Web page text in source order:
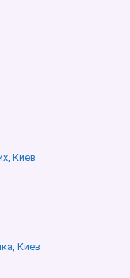
Киев
Киев